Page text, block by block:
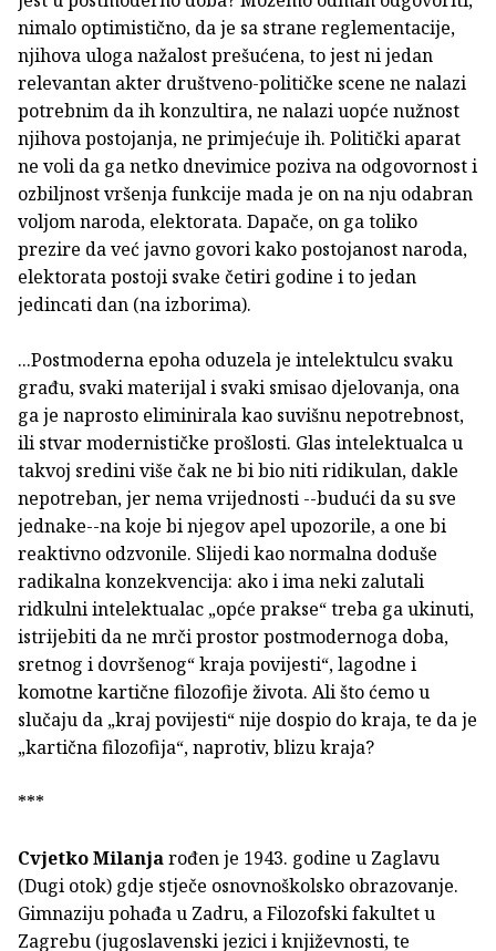
nimalo optimistično, da je sa strane reglementacije,
njihova uloga nažalost prešućena, to jest ni jedan
relevantan akter društveno-političke scene ne nalazi
potrebnim da ih konzultira, ne nalazi uopće nužnost
njihova postojanja, ne primjećuje ih. Politički aparat
ne voli da ga netko dnevimice poziva na odgovornost i
ozbiljnost vršenja funkcije mada je on na nju odabran
voljom naroda, elektorata. Dapače, on ga toliko
prezire da već javno govori kako postojanost naroda,
elektorata postoji svake četiri godine i to jedan
jedincati dan (na izborima).
...Postmoderna epoha oduzela je intelektulcu svaku
građu, svaki materijal i svaki smisao djelovanja, ona
ga je naprosto eliminirala kao suvišnu nepotrebnost,
ili stvar modernističke prošlosti. Glas intelektualca u
takvoj sredini više čak ne bi bio niti ridikulan, dakle
nepotreban, jer nema vrijednosti --budući da su sve
jednake--na koje bi njegov apel upozorile, a one bi
reaktivno odzvonile. Slijedi kao normalna doduše
radikalna konzekvencija: ako i ima neki zalutali
ridkulni intelektualac „opće prakse“ treba ga ukinuti,
istrijebiti da ne mrči prostor postmodernoga doba,
sretnog i dovršenog“ kraja povijesti“, lagodne i
komotne kartične filozofije života. Ali što ćemo u
slučaju da „kraj povijesti“ nije dospio do kraja, te da je
„kartična filozofija“, naprotiv, blizu kraja?
***
Cvjetko Milanjarođen je 1943. godine u Zaglavu
(Dugi otok) gdje stječe osnovnoškolsko obrazovanje.
Gimnaziju pohađa u Zadru, a Filozofski fakultet u
Zagrebu (jugoslavenski jezici i književnosti, te